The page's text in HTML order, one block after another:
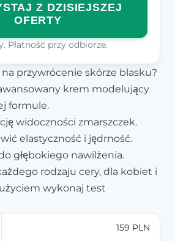
Z DZISIEJSZEJ
OFERTY
Płatność przy odbiorze.
przywrócenie skórze blasku?
krem modelujący
formule.
widoczności zmarszczek.
elastyczność i jędrność.
głębokiego nawilżenia.
rodzaju cery, dla kobiet i
wykonaj test
159 PLN